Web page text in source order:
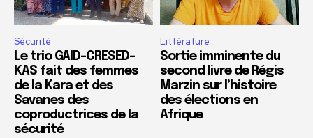
Sécurité
Le trio GAID-CRESED-
KAS fait des femmes
de la Kara et des
Savanes des
coproductrices de la
sécurité
Littérature
Sortie imminente du
second livre de Régis
Marzin sur l’histoire
des élections en
Afrique